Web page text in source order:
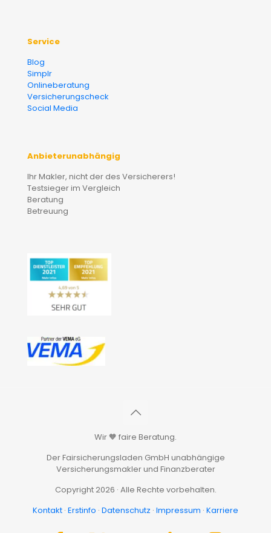
Service
Blog
Simplr
Onlineberatung
Versicherungscheck
Social Media
Anbieterunabhängig
Ihr Makler, nicht der des Versicherers!
Testsieger im Vergleich
Beratung
Betreuung
Wir 🧡 faire Beratung.
Der Fairsicherungsladen GmbH unabhängige
Versicherungsmakler und Finanzberater
Copyright 2026 · Alle Rechte vorbehalten.
Kontakt · Erstinfo · Datenschutz · Impressum · Karriere